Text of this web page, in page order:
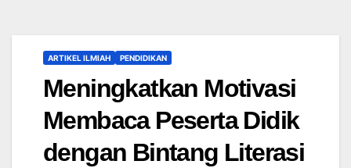
ARTIKEL ILMIAH PENDIDIKAN
Meningkatkan Motivasi
Membaca Peserta Didik
dengan Bintang Literasi